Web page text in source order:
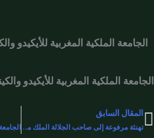
الجامعة الملكية المغربية للأيكيدو
الجامعة الملكية المغربية للأيكيدو
Prev
المقال السابق
تهنئة مرفوعة إلى صاحب الجلالة الملك محمد السادس بمناسبة حلول عيد الشباب المجيد